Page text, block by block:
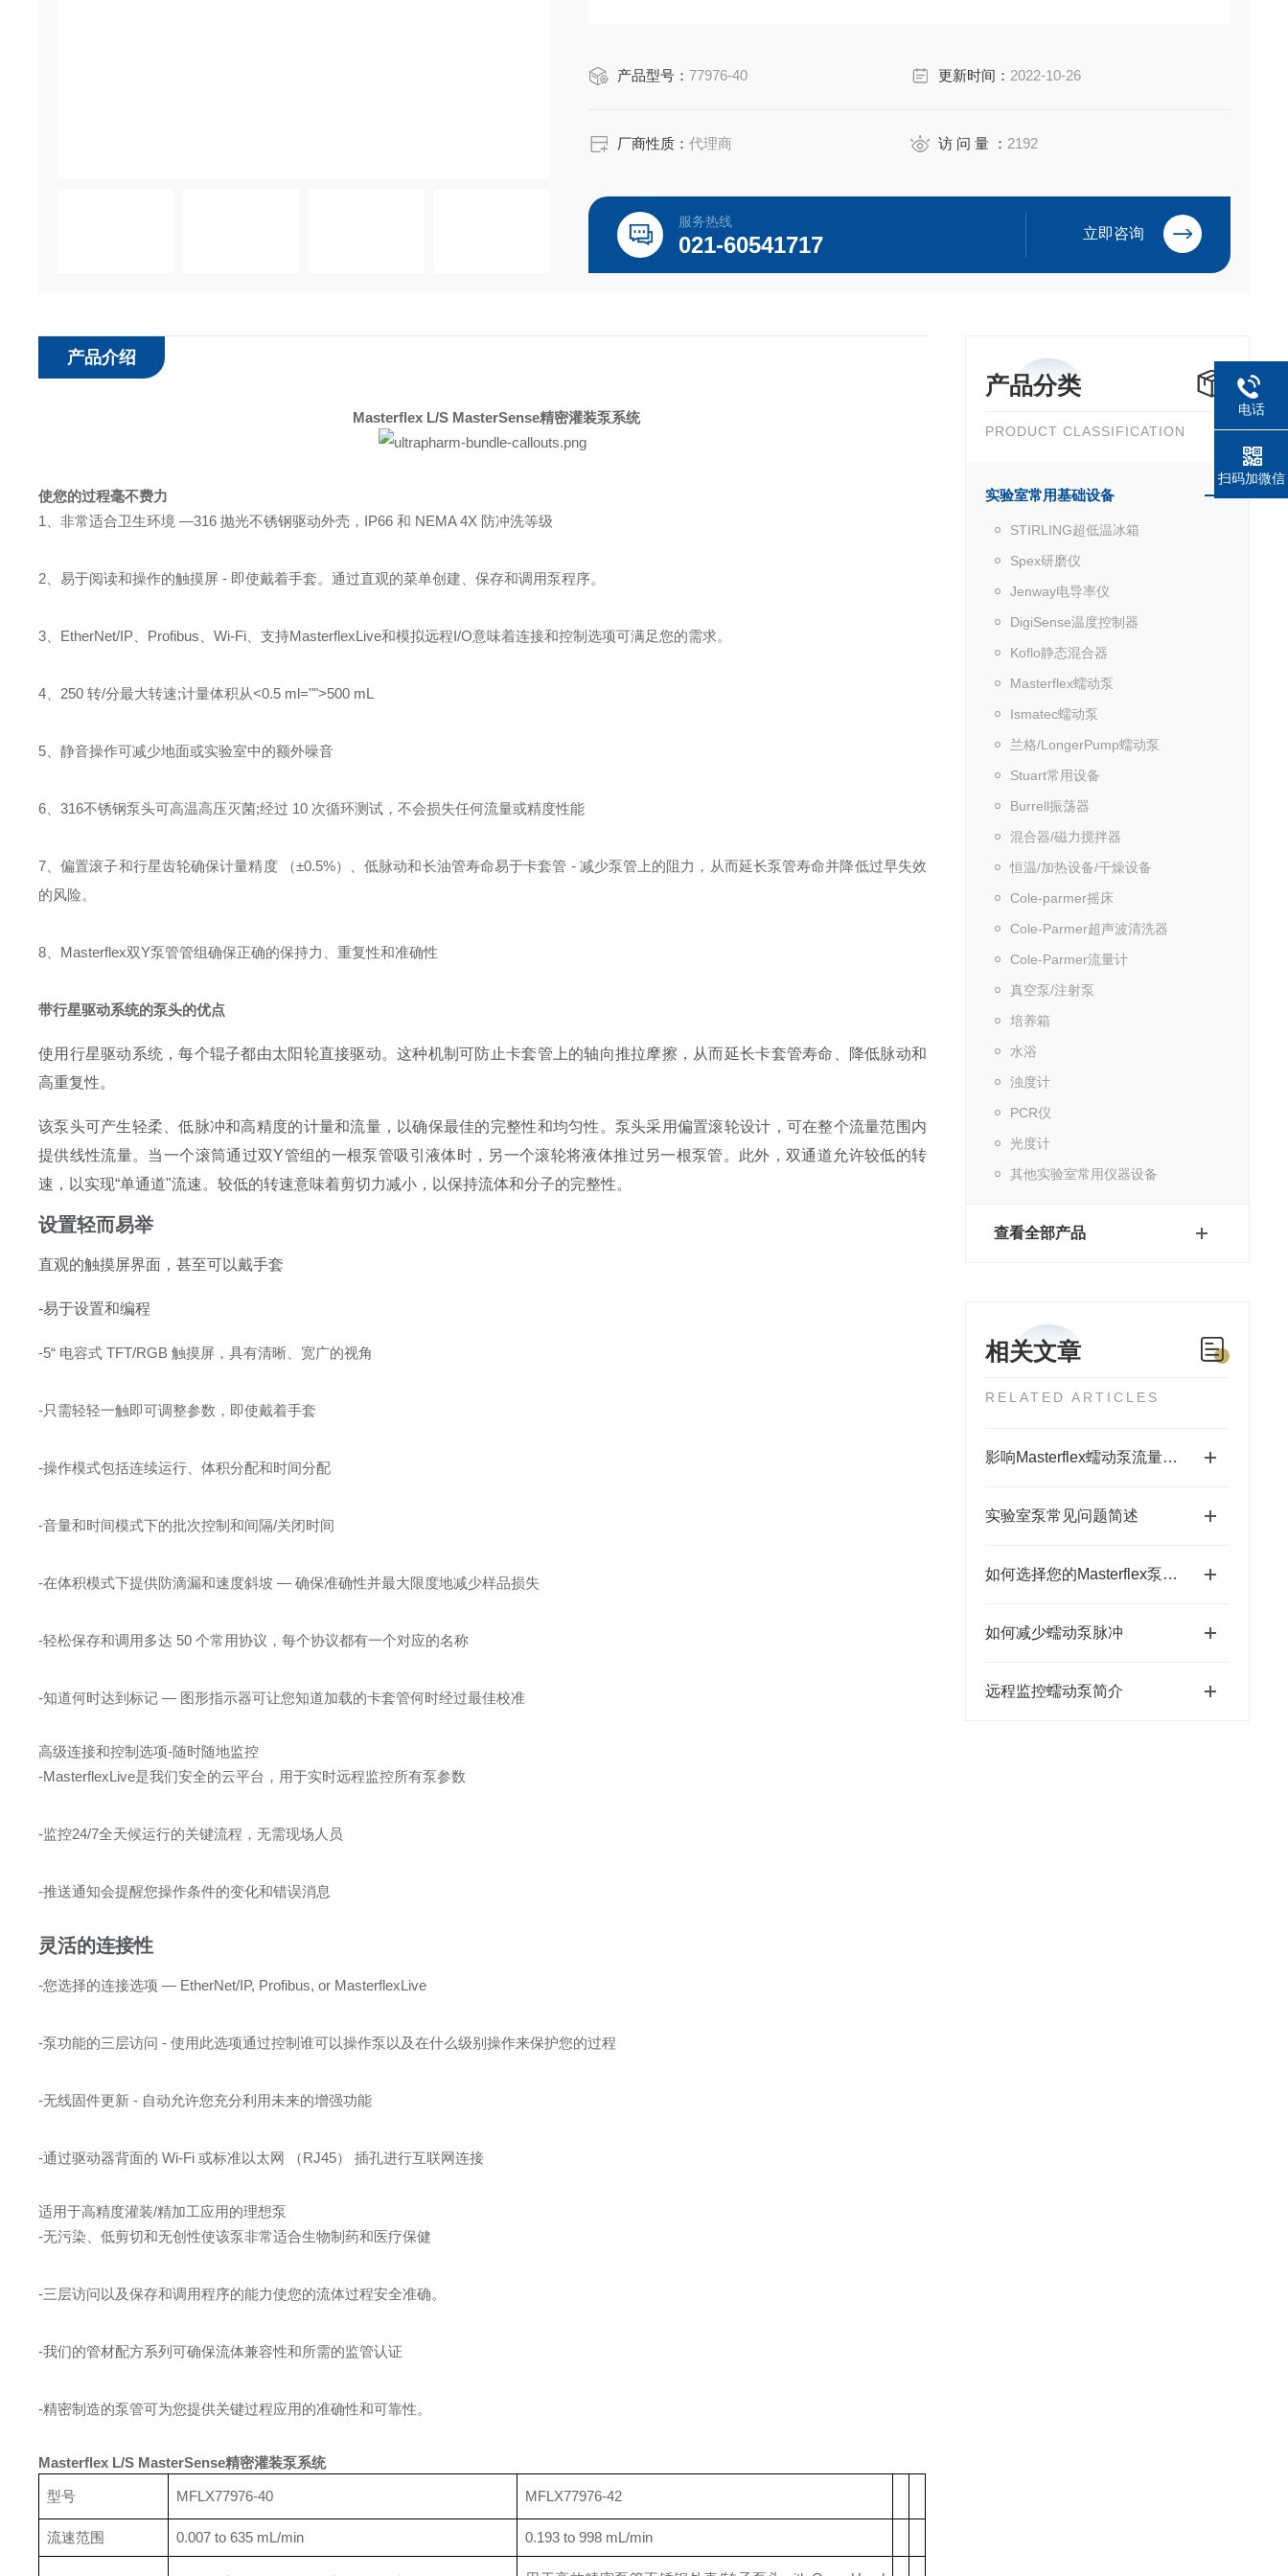
产品型号： 77976-40 更新时间： 2022-10-26
厂商性质：代理商 访 问 量 ： 2192
服务热线
021-60541717 立即咨询
产品分类
PRODUCT CLASSIFICATION
实验室常用基础设备
STIRLING超低温冰箱
Spex研磨仪
Jenway电导率仪
DigiSense温度控制器
Koflo静态混合器
Masterflex蠕动泵
Ismatec蠕动泵
兰格/LongerPump蠕动泵
Stuart常用设备
Burrell振荡器
混合器/磁力搅拌器
恒温/加热设备/干燥设备
Cole-parmer摇床
Cole-Parmer超声波清洗器
Cole-Parmer流量计
真空泵/注射泵
培养箱
水浴
浊度计
PCR仪
光度计
其他实验室常用仪器设备
查看全部产品
相关文章
RELATED ARTICLES
影响Masterflex蠕动泵流量稳定性的因素及校准方法
实验室泵常见问题简述
如何选择您的Masterflex泵系统
如何减少蠕动泵脉冲
远程监控蠕动泵简介
产品介绍
Masterflex L/S MasterSense精密灌装泵系统
使您的过程毫不费力
1、非常适合卫生环境 —316 抛光不锈钢驱动外壳，IP66 和 NEMA 4X 防冲洗等级
2、易于阅读和操作的触摸屏 - 即使戴着手套。通过直观的菜单创建、保存和调用泵程序。
3、EtherNet/IP、Profibus、Wi-Fi、支持MasterflexLive和模拟远程I/O意味着连接和控制选项可满足您的需求。
4、250 转/分最大转速;计量体积从<0.5 ml="">500 mL
5、静音操作可减少地面或实验室中的额外噪音
6、316不锈钢泵头可高温高压灭菌;经过 10 次循环测试，不会损失任何流量或精度性能
7、偏置滚子和行星齿轮确保计量精度 （±0.5%）、低脉动和长油管寿命易于卡套管 - 减少泵管上的阻力，从而延长泵管寿命并降低过早失效
的风险。
8、Masterflex双Y泵管管组确保正确的保持力、重复性和准确性
带行星驱动系统的泵头的优点
使用行星驱动系统，每个辊子都由太阳轮直接驱动。这种机制可防止卡套管上的轴向推拉摩擦，从而延长卡套管寿命、降低脉动和
高重复性。
该泵头可产生轻柔、低脉冲和高精度的计量和流量，以确保最佳的完整性和均匀性。泵头采用偏置滚轮设计，可在整个流量范围内
提供线性流量。当一个滚筒通过双Y管组的一根泵管吸引液体时，另一个滚轮将液体推过另一根泵管。此外，双通道允许较低的转
速，以实现“单通道"流速。较低的转速意味着剪切力减小，以保持流体和分子的完整性。
设置轻而易举
直观的触摸屏界面，甚至可以戴手套
-易于设置和编程
-5“ 电容式 TFT/RGB 触摸屏，具有清晰、宽广的视角
-只需轻轻一触即可调整参数，即使戴着手套
-操作模式包括连续运行、体积分配和时间分配
-音量和时间模式下的批次控制和间隔/关闭时间
-在体积模式下提供防滴漏和速度斜坡 — 确保准确性并最大限度地减少样品损失
-轻松保存和调用多达 50 个常用协议，每个协议都有一个对应的名称
-知道何时达到标记 — 图形指示器可让您知道加载的卡套管何时经过最佳校准
高级连接和控制选项-随时随地监控
-MasterflexLive是我们安全的云平台，用于实时远程监控所有泵参数
-监控24/7全天候运行的关键流程，无需现场人员
-推送通知会提醒您操作条件的变化和错误消息
灵活的连接性
-您选择的连接选项 — EtherNet/IP, Profibus, or MasterflexLive
-泵功能的三层访问 - 使用此选项通过控制谁可以操作泵以及在什么级别操作来保护您的过程
-无线固件更新 - 自动允许您充分利用未来的增强功能
-通过驱动器背面的 Wi-Fi 或标准以太网 （RJ45） 插孔进行互联网连接
适用于高精度灌装/精加工应用的理想泵
-无污染、低剪切和无创性使该泵非常适合生物制药和医疗保健
-三层访问以及保存和调用程序的能力使您的流体过程安全准确。
-我们的管材配方系列可确保流体兼容性和所需的监管认证
-精密制造的泵管可为您提供关键过程应用的准确性和可靠性。
Masterflex L/S MasterSense精密灌装泵系统
型号 MFLX77976-40 MFLX77976-42
流速范围 0.007 to 635 mL/min 0.193 to 998 mL/min
电话
扫码加微信